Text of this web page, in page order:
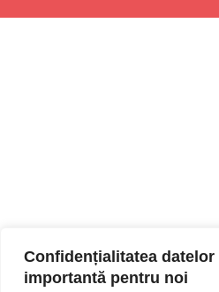
Confidențialitatea datelor
importantă pentru noi